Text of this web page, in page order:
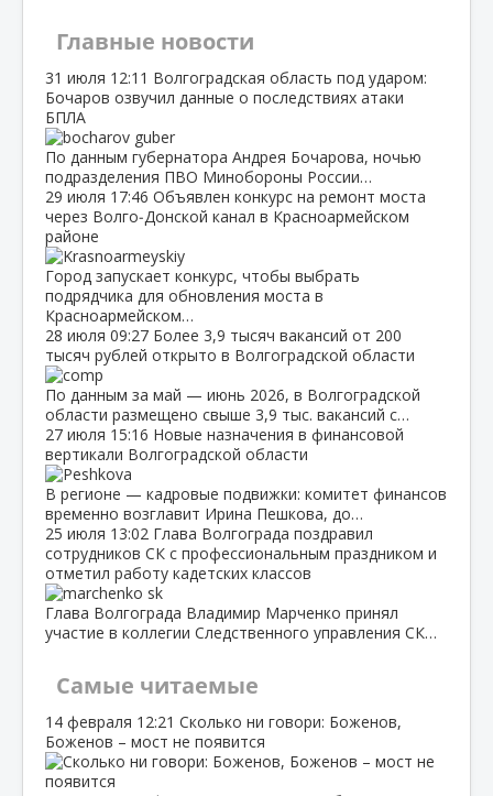
Главные новости
31 июля 12:11 Волгоградская область под ударом:
Бочаров озвучил данные о последствиях атаки
БПЛА
По данным губернатора Андрея Бочарова, ночью
подразделения ПВО Минобороны России…
29 июля 17:46 Объявлен конкурс на ремонт моста
через Волго‑Донской канал в Красноармейском
районе
Город запускает конкурс, чтобы выбрать
подрядчика для обновления моста в
Красноармейском…
28 июля 09:27 Более 3,9 тысяч вакансий от 200
тысяч рублей открыто в Волгоградской области
По данным за май — июнь 2026, в Волгоградской
области размещено свыше 3,9 тыс. вакансий с…
27 июля 15:16 Новые назначения в финансовой
вертикали Волгоградской области
В регионе — кадровые подвижки: комитет финансов
временно возглавит Ирина Пешкова, до…
25 июля 13:02 Глава Волгограда поздравил
сотрудников СК с профессиональным праздником и
отметил работу кадетских классов
Глава Волгограда Владимир Марченко принял
участие в коллегии Следственного управления СК…
Самые читаемые
14 февраля 12:21 Сколько ни говори: Боженов,
Боженов – мост не появится